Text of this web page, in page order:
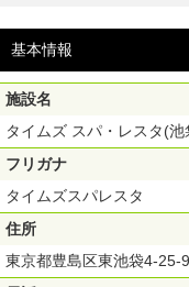
基本情報
施設名
タイムズ スパ・レスタ(池
フリガナ
タイムズスパレスタ
住所
東京都豊島区東池袋4-